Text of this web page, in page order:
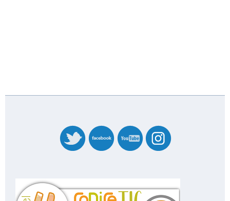
banner_codicetic_nivel_4_20227358.png